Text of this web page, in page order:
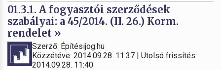
01.3.1. A fogyasztói szerződések
szabályai: a 45/2014. (II. 26.) Korm.
rendelet »
Szerző: Építésijog.hu
Közzétéve: 2014.09.28. 11:37 | Utolsó frissítés:
2014.09.28. 11:40